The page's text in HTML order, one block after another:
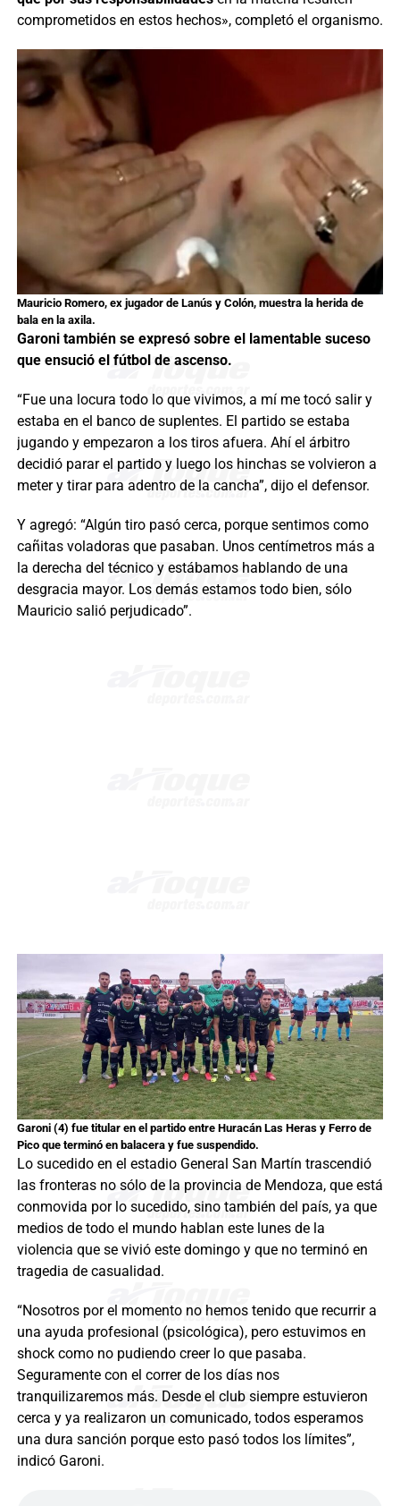
comprometidos en estos hechos», completó el organismo.
Mauricio Romero, ex jugador de Lanús y Colón, muestra la herida de
bala en la axila.
Garoni también se expresó sobre el lamentable suceso
que ensució el fútbol de ascenso.
“Fue una locura todo lo que vivimos, a mí me tocó salir y
estaba en el banco de suplentes. El partido se estaba
jugando y empezaron a los tiros afuera. Ahí el árbitro
decidió parar el partido y luego los hinchas se volvieron a
meter y tirar para adentro de la cancha”, dijo el defensor.
Y agregó: “Algún tiro pasó cerca, porque sentimos como
cañitas voladoras que pasaban. Unos centímetros más a
la derecha del técnico y estábamos hablando de una
desgracia mayor. Los demás estamos todo bien, sólo
Mauricio salió perjudicado”.
Garoni (4) fue titular en el partido entre Huracán Las Heras y Ferro de
Pico que terminó en balacera y fue suspendido.
Lo sucedido en el estadio General San Martín trascendió
las fronteras no sólo de la provincia de Mendoza, que está
conmovida por lo sucedido, sino también del país, ya que
medios de todo el mundo hablan este lunes de la
violencia que se vivió este domingo y que no terminó en
tragedia de casualidad.
“Nosotros por el momento no hemos tenido que recurrir a
una ayuda profesional (psicológica), pero estuvimos en
shock como no pudiendo creer lo que pasaba.
Seguramente con el correr de los días nos
tranquilizaremos más. Desde el club siempre estuvieron
cerca y ya realizaron un comunicado, todos esperamos
una dura sanción porque esto pasó todos los límites”,
indicó Garoni.